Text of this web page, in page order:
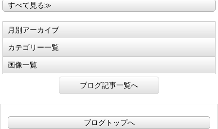
すべて見る≫
月別アーカイブ
カテゴリー一覧
画像一覧
ブログ記事一覧へ
ブログトップへ